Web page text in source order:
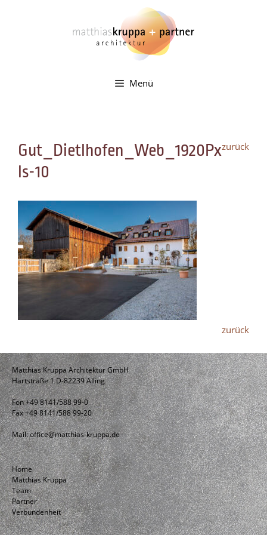
Menü
zurück
Gut_Dietlhofen_Web_1920Px
ls-10
zurück
Matthias Kruppa Architektur GmbH
Hartstraße 1 D-82239 Alling
Fon +49 8141/588 99-0
Fax +49 8141/588 99-20
Mail:office@matthias-kruppa.de
Home
Matthias Kruppa
Team
Partner
Verbundenheit